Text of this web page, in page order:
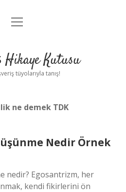
Anasayfa
Uyarı
menüyü
Kutusu
tüyolarıyla tanış!
ne demek TDK
Nedir Örnek
nedir? Egosantrizm, her
kendi fikirlerini ön